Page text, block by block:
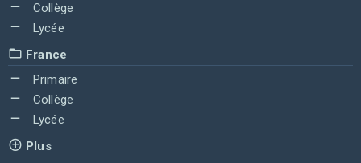
Collège
Lycée
France
Primaire
Collège
Lycée
Plus